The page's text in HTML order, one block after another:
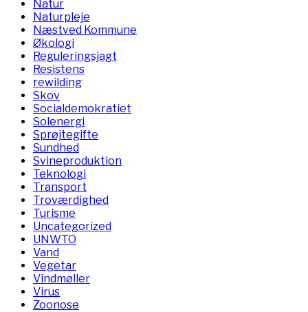
Natur
Naturpleje
Næstved Kommune
Økologi
Reguleringsjagt
Resistens
rewilding
Skov
Socialdemokratiet
Solenergi
Sprøjtegifte
Sundhed
Svineproduktion
Teknologi
Transport
Troværdighed
Turisme
Uncategorized
UNWTO
Vand
Vegetar
Vindmøller
Virus
Zoonose